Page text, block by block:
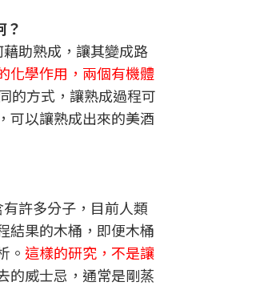
？
助熟成，讓其變成路
化學作用，兩個有機體
的方式，讓熟成過程可
可以讓熟成出來的美酒
許多分子，目前人類
結果的木桶，即便木桶
。 這樣的研究，不是讓
的威士忌，通常是剛蒸